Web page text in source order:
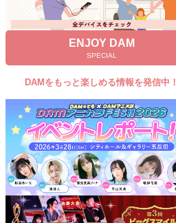
DAMの新曲・ランキングなど
カラオケ最新情報をチェック！
自宅でカラオケ歌い放題！
家族や友達と一緒に！練習にも！
ENJOY DAM
SPECIAL
DAMをもっと楽しめる情報を発信中！